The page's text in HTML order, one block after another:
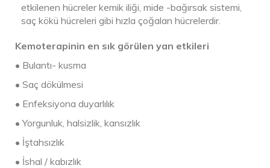
etkilenen hücreler kemik iliği, mide -bağırsak sistemi,
saç kökü hücreleri gibi hızla çoğalan hücrelerdir.
Kemoterapinin en sık görülen yan etkileri
• Bulantı- kusma
• Saç dökülmesi
• Enfeksiyona duyarlılık
• Yorgunluk, halsizlik, kansızlık
• İştahsızlık
• İshal / kabızlık